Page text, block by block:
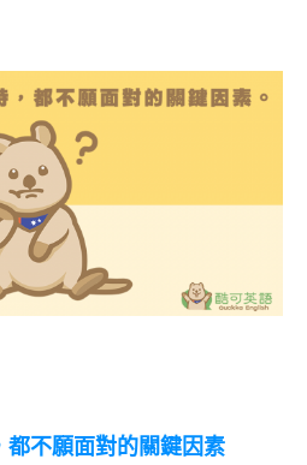
不願面對的關鍵因素